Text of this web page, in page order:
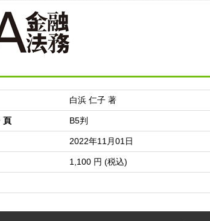
白浜 仁子 著
頁 B5判
2022年11月01日
1,100円 (税込)